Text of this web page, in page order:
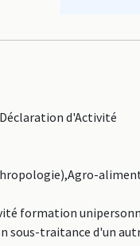
Déclaration d'Activité
formation
sous-traitance d'un